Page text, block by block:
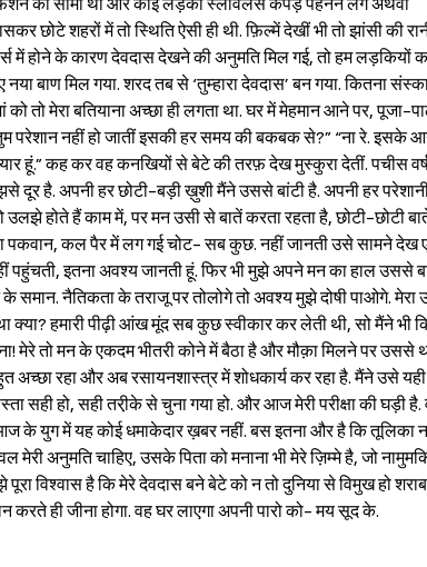
की सीमा थी और कोई लड़की स्लीवलेस कपड़े पहनने लगे अथवा
छोटे शहरों में तो स्थिति ऐसी ही थी. फ़िल्में देखीं भी तो झांसी की
में होने के कारण देवदास देखने की अनुमति मिल गई, तो हम लड़कियों
मिल गया. शरद तब से ‘तुम्हारा देवदास’ बन गया. कितना
तो मेरा बतियाना अच्छा ही लगता था. घर में मेहमान आने पर, पूजा-
परेशान नहीं हो जातीं इसकी हर समय की बकबक से?” “ना रे. इसके
हूं.” कह कर वह कनखियों से बेटे की तरफ़ देख मुस्कुरा देतीं. पचीस वर्ष
है. अपनी हर छोटी-बड़ी ख़ुशी मैंने उससे बांटी है. अपनी हर
होते हैं काम में, पर मन उसी से बातें करता रहता है, छोटी-छोटी
पकवान, कल पैर में लग गई चोट- सब कुछ. नहीं जानती उसे सामने देख
पहुंचती, इतना अवश्य जानती हूं. फिर भी मुझे अपने मन का हाल उससे
समान. नैतिकता के तराजू पर तोलोगे तो अवश्य मुझे दोषी पाओगे. मेरा
हमारी पीढ़ी आंख मूंद सब कुछ स्वीकार कर लेती थी, सो मैंने भी
मेरे तो मन के एकदम भीतरी कोने में बैठा है और मौक़ा मिलने पर उससे
अच्छा रहा और अब रसायनशास्त्र में शोधकार्य कर रहा है. मैंने उसे यही
सही हो, सही तरी़के से चुना गया हो. और आज मेरी परीक्षा की घड़ी है.
के युग में यह कोई धमाकेदार ख़बर नहीं. बस इतना और है कि तूलिका न
अनुमति चाहिए, उसके पिता को मनाना भी मेरे ज़िम्मे है, जो
विश्‍वास है कि मेरे देवदास बने बेटे को न तो दुनिया से विमुख हो
करते ही जीना होगा. वह घर लाएगा अपनी पारो को- मय सूद के.